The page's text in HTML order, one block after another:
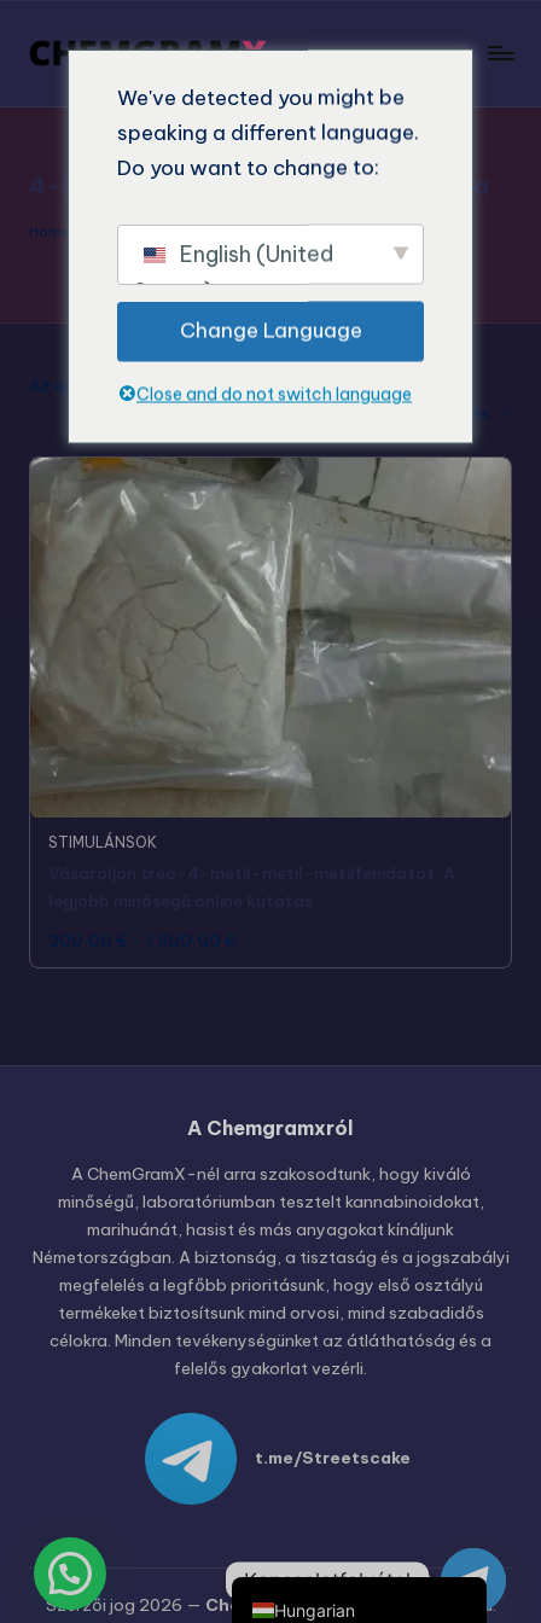
4-MeTMP laboratóriumi alkalmazása
Home 4-MeTMP laboratóriumi alkalmazása
Az egyetlen eredmény megjelenítése
Alapértelmezett rendezés
STIMULÁNSOK
200,00 € - 1.500,00 €
A Chemgramxról
A ChemGramX-nél arra szakosodtunk, hogy kiváló
minőségű, laboratóriumban tesztelt kannabinoidokat,
marihuánát, hasist és más anyagokat kínáljunk
Németországban. A biztonság, a tisztaság és a jogszabályi
megfelelés a legfőbb prioritásunk, hogy első osztályú
termékeket biztosítsunk mind orvosi, mind szabadidős
célokra. Minden tevékenységünket az átláthatóság és a
felelős gyakorlat vezérli.
t.me/Streetscake
Szerzői jog 2026 — Chemgramx. Minden jog fenntartva.
We've detected you might be
speaking a different language.
Do you want to change to:
English (United
States)
Change Language
Close and do not switch language
Hungarian
German
Spanish
German (Switzerland)
German (Austria)
English (Canada)
English (United States)
Czech
Polish
Russian
Kapcsolatfelvétel